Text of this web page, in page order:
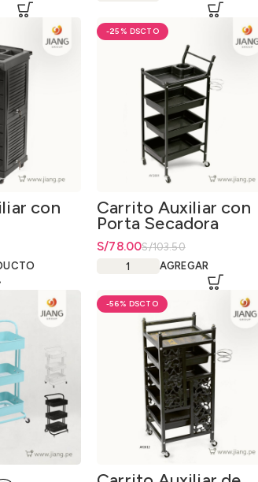
con
-25%
Carrito Auxiliar con
Porta Secadora
S/103.50
El precio original era: S/103.50.
S/78.00
El precio actual es: S/78.00.
AGREGAR
-56%